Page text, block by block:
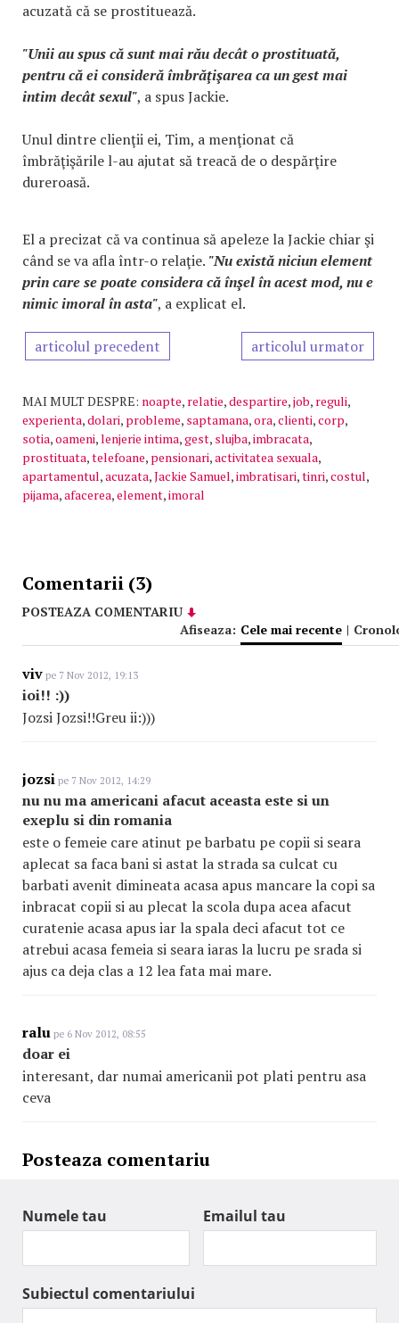
acuzată că se prostituează.
"Unii au spus că sunt mai rău decât o prostituată,
pentru că ei consideră îmbrăţişarea ca un gest mai
intim decât sexul", a spus Jackie.
Unul dintre clienţii ei, Tim, a menţionat că
îmbrăţişările l-au ajutat să treacă de o despărţire
dureroasă.
El a precizat că va continua să apeleze la Jackie chiar şi
când se va afla într-o relaţie. "Nu există niciun element
prin care se poate considera că înşel în acest mod, nu e
nimic imoral în asta", a explicat el.
articolul precedent articolul urmator
MAI MULT DESPRE: noapte, relatie,despartire,job, reguli,
experienta,dolari, probleme, saptamana,ora,clienti,corp,
sotia,oameni,lenjerie intima,gest, slujba,imbracata,
prostituata,telefoane, pensionari,activitatea sexuala,
apartamentul,acuzata,Jackie Samuel,imbratisari,tinri,costul,
pijama,afacerea,element,imoral
Comentarii (3)
POSTEAZA COMENTARIU
Afiseaza: Cele mai recente |
viv pe 7 Nov 2012, 19:13
ioi!! :))
Jozsi Jozsi!!Greu ii:)))
jozsi pe 7 Nov 2012, 14:29
nu nu ma americani afacut aceasta este si un
exeplu si din romania
este o femeie care atinut pe barbatu pe copii si seara
aplecat sa faca bani si astat la strada sa culcat cu
barbati avenit dimineata acasa apus mancare la copi sa
inbracat copii si au plecat la scola dupa acea afacut
curatenie acasa apus iar la spala deci afacut tot ce
atrebui acasa femeia si seara iaras la lucru pe srada si
ajus ca deja clas a 12 lea fata mai mare.
ralu pe 6 Nov 2012, 08:55
doar ei
interesant, dar numai americanii pot plati pentru asa
ceva
Posteaza comentariu
Numele tau Emailul tau
Subiectul comentariului